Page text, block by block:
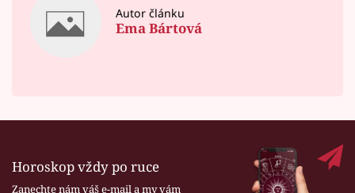
Autor článku
Ema Bártová
Horoskop vždy po ruce
Zanechte nám váš e-mail a my vám